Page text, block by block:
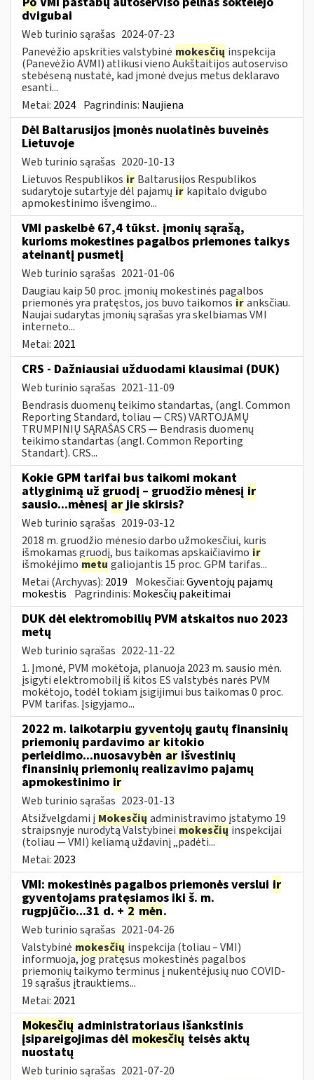
dvigubai
Web turinio sąrašas 2024-07-23
Panevėžio apskrities valstybinė mokesčių inspekcija
(Panevėžio AVMI) atlikusi vieno Aukštaitijos autoserviso
stebėseną nustatė, kad įmonė dvejus metus deklaravo
esanti...
Metai: 2024 Pagrindinis: Naujiena
Dėl Baltarusijos įmonės nuolatinės buveinės
Lietuvoje
Web turinio sąrašas 2020-10-13
Lietuvos Respublikos ir Baltarusijos Respublikos
sudarytoje sutartyje dėl pajamų ir kapitalo dvigubo
apmokestinimo išvengimo...
VMI paskelbė 67,4 tūkst. įmonių sąrašą,
kurioms mokestines pagalbos priemones taikys
ateinantį pusmetį
Web turinio sąrašas 2021-01-06
Daugiau kaip 50 proc. įmonių mokestinės pagalbos
priemonės yra pratęstos, jos buvo taikomos iranksčiau.
Naujai sudarytas įmonių sąrašas yra skelbiamas VMI
interneto...
Metai: 2021
CRS - Dažniausiai užduodami klausimai (DUK)
Web turinio sąrašas 2021-11-09
Bendrasis duomenų teikimo standartas, (angl. Common
Reporting Standard, toliau — CRS) VARTOJAMŲ
TRUMPINIŲ SĄRAŠAS CRS — Bendrasis duomenų
teikimo standartas (angl. Common Reporting
Standart). CRS...
Kokie GPM tarifai bus taikomi mokant
atlyginimą už gruodį – gruodžio mėnesį ir
sausio...mėnesį arjie skirsis?
Web turinio sąrašas 2019-03-12
2018 m. gruodžio mėnesio darbo užmokesčiui, kuris
išmokamas gruodį, bus taikomas apskaičiavimo ir
išmokėjimo metu galiojantis 15 proc. GPM tarifas...
Metai (Archyvas): 2019 Mokesčiai:Gyventojų pajamų
mokestis Pagrindinis: Mokesčių pakeitimai
DUK dėl elektromobilių PVM atskaitos nuo 2023
metų
Web turinio sąrašas 2022-11-22
1. Įmonė, PVM mokėtoja, planuoja 2023 m. sausio mėn.
įsigyti elektromobilį iš kitos ES valstybės narės PVM
mokėtojo, todėl tokiam įsigijimui bus taikomas 0 proc.
PVM tarifas. Įsigyjamo...
2022 m. laikotarpiu gyventojų gautų finansinių
priemonių pardavimo ar kitokio
perleidimo...nuosavybėn ar išvestinių
finansinių priemonių realizavimo pajamų
apmokestinimo ir
Web turinio sąrašas 2023-01-13
Atsižvelgdami į Mokesčių administravimo įstatymo 19
straipsnyje nurodytą Valstybinei mokesčių inspekcijai
(toliau — VMI) keliamą uždavinį „padėti...
Metai: 2023
VMI: mokestinės pagalbos priemonės verslui ir
gyventojams pratęsiamos iki š. m.
rugpjūčio...31 d. + 2 mėn.
Web turinio sąrašas 2021-04-26
Valstybinė mokesčių inspekcija (toliau – VMI)
informuoja, jog pratęsus mokestinės pagalbos
priemonių taikymo terminus į nukentėjusių nuo COVID-
19 sąrašus įtrauktiems...
Metai: 2021
Mokesčių administratoriaus išankstinis
įsipareigojimas dėl mokesčių teisės aktų
nuostatų
Web turinio sąrašas 2021-07-20